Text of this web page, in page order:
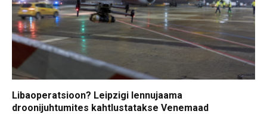
Libaoperatsioon? Leipzigi lennujaama
droonijuhtumites kahtlustatakse Venemaad